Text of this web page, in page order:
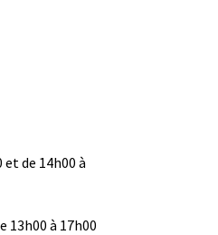
et de 14h00 à
13h00 à 17h00